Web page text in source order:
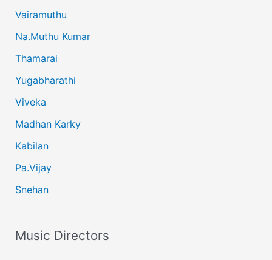
Vairamuthu
Na.Muthu Kumar
Thamarai
Yugabharathi
Viveka
Madhan Karky
Kabilan
Pa.Vijay
Snehan
Music Directors